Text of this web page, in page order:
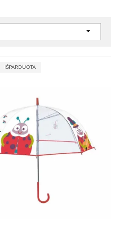

IŠPARDUOTA